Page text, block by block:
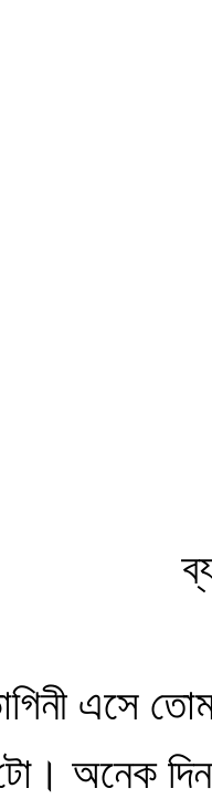
এসে
অনেক